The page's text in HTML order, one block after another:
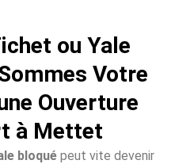
ou Yale
Votre
Ouverture
à Mettet
bloquépeut vite devenir